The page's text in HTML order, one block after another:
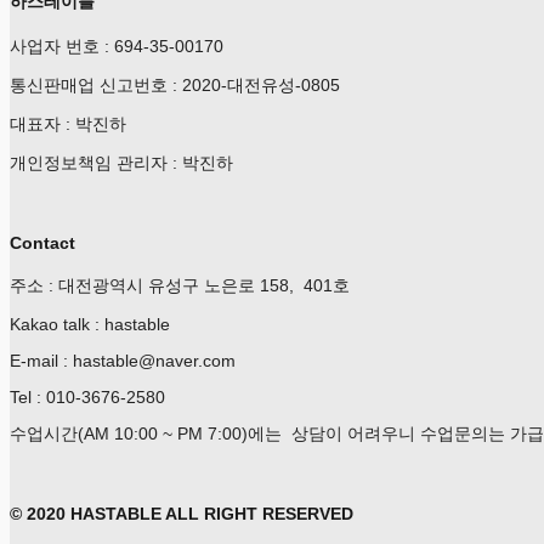
사업자 번호 : 694-35-00170
통신판매업 신고번호 : 2020-대전유성-0805
대표자 : 박진하
개인정보책임 관리자 : 박진하
Contact
주소 : 대전광역시 유성구 노은로 158, 401호
Kakao talk : hastable
E-mail : hastable@naver.com
Tel : 010-3676-2580
수업시간(AM 10:00 ~ PM 7:00)에는 상담이 어려우니 수업문의는 가
© 2020 HASTABLE ALL RIGHT RESERVED